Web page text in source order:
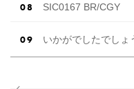
SIC0167 BR/CGY
いかがでしたでし